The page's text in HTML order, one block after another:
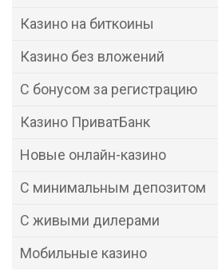
Казино на биткоины
Казино без вложений
С бонусом за регистрацию
Казино ПриватБанк
Новые онлайн-казино
С минимальным депозитом
С живыми дилерами
Мобильные казино